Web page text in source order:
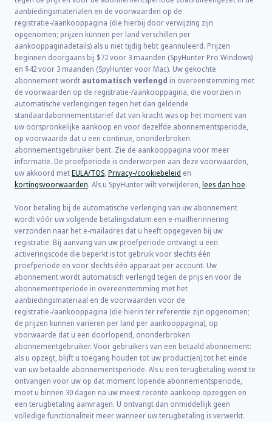
aanbiedingsmaterialen en de voorwaarden op de
registratie-/aankooppagina (die hierbij door verwijzing zijn
opgenomen; prijzen kunnen per land verschillen per
aankooppaginadetails) als u niet tijdig hebt geannuleerd. Prijzen
beginnen doorgaans bij $72voor 3 maanden (SpyHunter Pro Windows)
en $42voor 3 maanden (SpyHunter voor Mac). Uw gekochte
abonnement wordt automatisch verlengd in overeenstemming met
de voorwaarden op de registratie-/aankooppagina, die voorzien in
automatische verlengingen tegen het dan geldende
standaardabonnementstarief dat van kracht was op het moment van
uw oorspronkelijke aankoop en voor dezelfde abonnementsperiode,
op voorwaarde dat u een continue, ononderbroken
abonnementsgebruiker bent. Zie de aankooppagina voor meer
informatie. De proefperiode is onderworpen aan deze voorwaarden,
uw akkoord metEULA/TOS, Privacy-/cookiebeleid en
kortingsvoorwaarden. Als u SpyHunter wilt verwijderen, lees dan hoe.
Voor betaling bij de automatische verlenging van uw abonnement
wordt vóór uw volgende betalingsdatum een e-mailherinnering
verzonden naar het e-mailadres dat u heeft opgegeven bij uw
registratie. Bij aanvang van uw proefperiode ontvangt u een
activeringscode die beperkt is tot gebruik voor slechts één
proefperiode en voor slechts één apparaat per account. Uw
abonnement wordt automatisch verlengd tegen de prijs en voor de
abonnementsperiode in overeenstemming met het
aanbiedingsmateriaal en de voorwaarden voor de
registratie-/aankooppagina (die hierin ter referentie zijn opgenomen;
de prijzen kunnen variëren per land per aankooppagina), op
voorwaarde dat u een doorlopend, ononderbroken
abonnementgebruiker. Voor gebruikers van een betaald abonnement:
als u opzegt, blijft u toegang houden tot uw product(en) tot het einde
van uw betaalde abonnementsperiode. Als u een terugbetaling wenst te
ontvangen voor uw op dat moment lopende abonnementsperiode,
moet u binnen 30 dagen na uw meest recente aankoop opzeggen en
een terugbetaling aanvragen. U ontvangt dan onmiddellijk geen
volledige functionaliteit meer wanneer uw terugbetaling is verwerkt.